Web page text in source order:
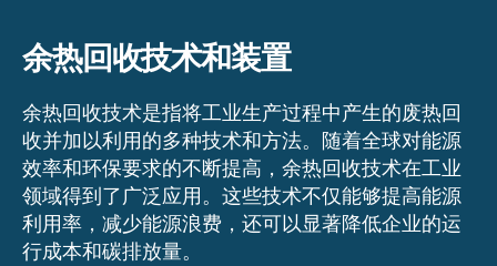
余热回收技术和装置
余热回收技术是指将工业生产过程中产生的废热回
收并加以利用的多种技术和方法。随着全球对能源
效率和环保要求的不断提高，余热回收技术在工业
领域得到了广泛应用。这些技术不仅能够提高能源
利用率，减少能源浪费，还可以显著降低企业的运
行成本和碳排放量。